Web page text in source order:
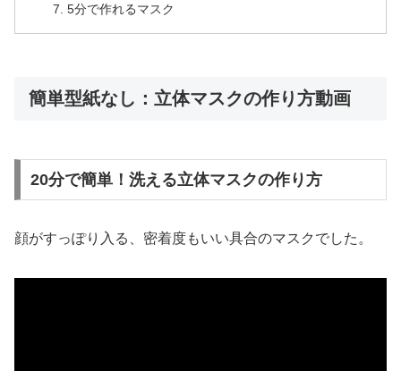
5分で作れるマスク
簡単型紙なし：立体マスクの作り方動画
20分で簡単！洗える立体マスクの作り方
顔がすっぽり入る、密着度もいい具合のマスクでした。